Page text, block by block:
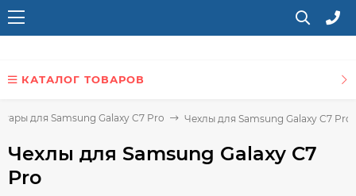
КАТАЛОГ ТОВАРОВ
для Samsung Galaxy C7 Pro Чехлы для Samsung Galaxy C7 Pro
Чехлы для Samsung Galaxy C7
Pro